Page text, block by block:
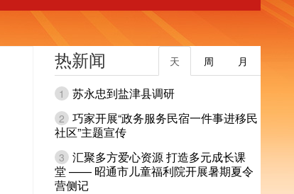
热新闻 月
周
天
1 苏永忠到盐津县调研
2 巧家开展“政务服务民宿一件事进移民
社区”主题宣传
3 汇聚多方爱心资源 打造多元成长课
堂 —— 昭通市儿童福利院开展暑期夏令
营侧记